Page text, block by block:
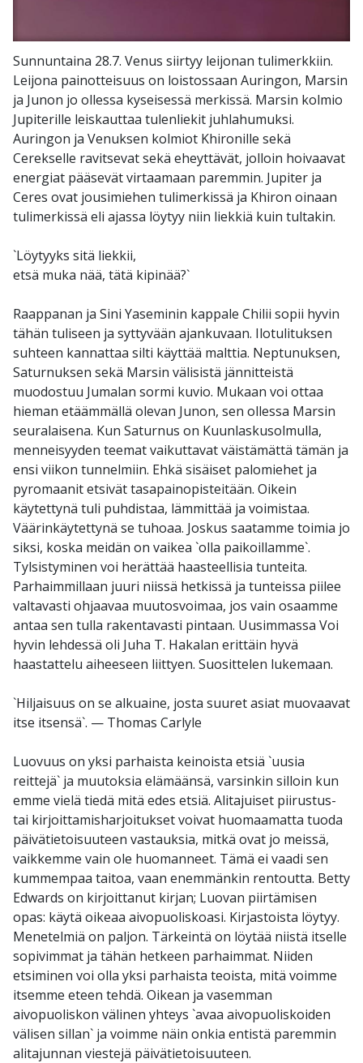
Sunnuntaina 28.7. Venus siirtyy leijonan tulimerkkiin.
Leijona painotteisuus on loistossaan Auringon, Marsin
ja Junon jo ollessa kyseisessä merkissä. Marsin kolmio
Jupiterille leiskauttaa tulenliekit juhlahumuksi.
Auringon ja Venuksen kolmiot Khironille sekä
Cerekselle ravitsevat sekä eheyttävät, jolloin hoivaavat
energiat pääsevät virtaamaan paremmin. Jupiter ja
Ceres ovat jousimiehen tulimerkissä ja Khiron oinaan
tulimerkissä eli ajassa löytyy niin liekkiä kuin tultakin.
`Löytyyks sitä liekkii,
etsä muka nää, tätä kipinää?`
Raappanan ja Sini Yaseminin kappale Chilii sopii hyvin
tähän tuliseen ja syttyvään ajankuvaan. Ilotulituksen
suhteen kannattaa silti käyttää malttia. Neptunuksen,
Saturnuksen sekä Marsin välisistä jännitteistä
muodostuu Jumalan sormi kuvio. Mukaan voi ottaa
hieman etäämmällä olevan Junon, sen ollessa Marsin
seuralaisena. Kun Saturnus on Kuunlaskusolmulla,
menneisyyden teemat vaikuttavat väistämättä tämän ja
ensi viikon tunnelmiin. Ehkä sisäiset palomiehet ja
pyromaanit etsivät tasapainopisteitään. Oikein
käytettynä tuli puhdistaa, lämmittää ja voimistaa.
Väärinkäytettynä se tuhoaa. Joskus saatamme toimia jo
siksi, koska meidän on vaikea `olla paikoillamme`.
Tylsistyminen voi herättää haasteellisia tunteita.
Parhaimmillaan juuri niissä hetkissä ja tunteissa piilee
valtavasti ohjaavaa muutosvoimaa, jos vain osaamme
antaa sen tulla rakentavasti pintaan. Uusimmassa Voi
hyvin lehdessä oli Juha T. Hakalan erittäin hyvä
haastattelu aiheeseen liittyen. Suosittelen lukemaan.
`Hiljaisuus on se alkuaine, josta suuret asiat muovaavat
itse itsensä`. — Thomas Carlyle
Luovuus on yksi parhaista keinoista etsiä `uusia
reittejä` ja muutoksia elämäänsä, varsinkin silloin kun
emme vielä tiedä mitä edes etsiä. Alitajuiset piirustus-
tai kirjoittamisharjoitukset voivat huomaamatta tuoda
päivätietoisuuteen vastauksia, mitkä ovat jo meissä,
vaikkemme vain ole huomanneet. Tämä ei vaadi sen
kummempaa taitoa, vaan enemmänkin rentoutta. Betty
Edwards on kirjoittanut kirjan; Luovan piirtämisen
opas: käytä oikeaa aivopuoliskoasi. Kirjastoista löytyy.
Menetelmiä on paljon. Tärkeintä on löytää niistä itselle
sopivimmat ja tähän hetkeen parhaimmat. Niiden
etsiminen voi olla yksi parhaista teoista, mitä voimme
itsemme eteen tehdä. Oikean ja vasemman
aivopuoliskon välinen yhteys `avaa aivopuoliskoiden
välisen sillan` ja voimme näin onkia entistä paremmin
alitajunnan viestejä päivätietoisuuteen.